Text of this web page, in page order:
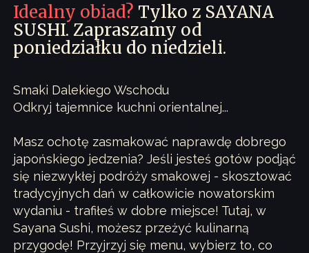
Idealny obiad? Tylko z SAYANA
SUSHI. Zapraszamy od
poniedziałku do niedzieli.
Smaki Dalekiego Wschodu
Odkryj tajemnice kuchni orientalnej...
Masz ochotę zasmakować naprawdę dobrego
japońskiego jedzenia? Jeśli jesteś gotów podjąć
się niezwykłej podróży smakowej - skosztować
tradycyjnych dań w całkowicie nowatorskim
wydaniu - trafiłeś w dobre miejsce! Tutaj, w
Sayana Sushi, możesz przeżyć kulinarną
przygodę! Przyjrzyj się menu, wybierz to, co